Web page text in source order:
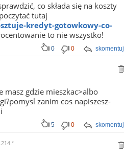
co składa się na koszty
tutaj
kredyt-gotowkowy-co-
to nie wszystko!
skomentuj
0 0
masz gdzie mieszkac>albo
zanim cos napiszesz-
skomentuj
5 0